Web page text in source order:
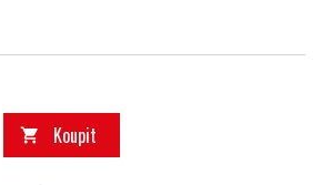
 Koupit